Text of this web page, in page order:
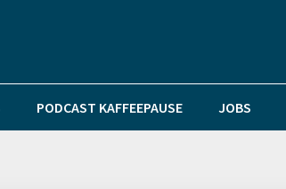
PODCAST KAFFEEPAUSE JOBS